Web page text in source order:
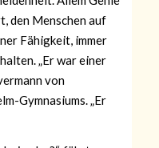
den Menschen auf
Fähigkeit, immer
„Er war einer
von
Gymnasiums. „Er